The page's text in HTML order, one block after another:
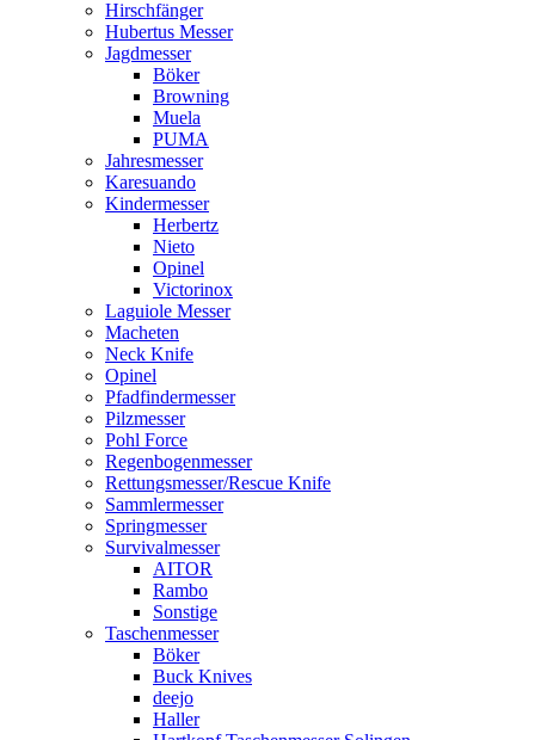
Hirschfänger
Hubertus Messer
Jagdmesser
Böker
Browning
Muela
PUMA
Jahresmesser
Karesuando
Kindermesser
Herbertz
Nieto
Opinel
Victorinox
Laguiole Messer
Macheten
Neck Knife
Opinel
Pfadfindermesser
Pilzmesser
Pohl Force
Regenbogenmesser
Rettungsmesser/Rescue Knife
Sammlermesser
Springmesser
Survivalmesser
AITOR
Rambo
Sonstige
Taschenmesser
Böker
Buck Knives
deejo
Haller